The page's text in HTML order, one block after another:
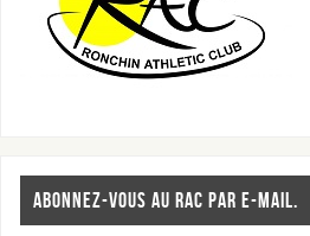
ABONNEZ-VOUS AU RAC PAR E-MAIL.